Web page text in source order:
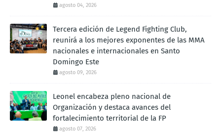
agosto 04, 2026
Tercera edición de Legend Fighting Club,
reunirá a los mejores exponentes de las MMA
nacionales e internacionales en Santo
Domingo Este
agosto 09, 2026
Leonel encabeza pleno nacional de
Organización y destaca avances del
fortalecimiento territorial de la FP
agosto 07, 2026